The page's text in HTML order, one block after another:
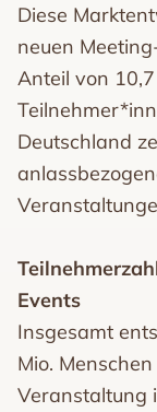
Diese
neuen
Anteil von
Deutschland
Events
Insgesamt
Mio.
Veranstaltung